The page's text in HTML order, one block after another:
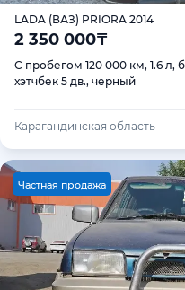
LADA (ВАЗ) PRIORA 2014
2 350 000₸
С пробегом 120 000 км, 1.6 л,
хэтчбек 5 дв., черный
Карагандинская область
Частная продажа